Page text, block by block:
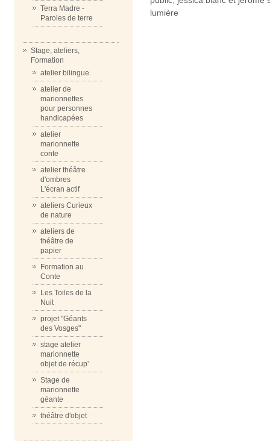
Terra Madre -
Paroles de terre
Stage, ateliers,
Formation
atelier bilingue
atelier de
marionnettes
pour personnes
handicapées
atelier
marionnette
conte
atelier théâtre
d'ombres
L'écran actif
ateliers Curieux
de nature
ateliers de
théâtre de
papier
Formation au
Conte
Les Toiles de la
Nuit
projet "Géants
des Vosges"
stage atelier
marionnette
objet de récup'
Stage de
marionnette
géante
théâtre d'objet
lumière